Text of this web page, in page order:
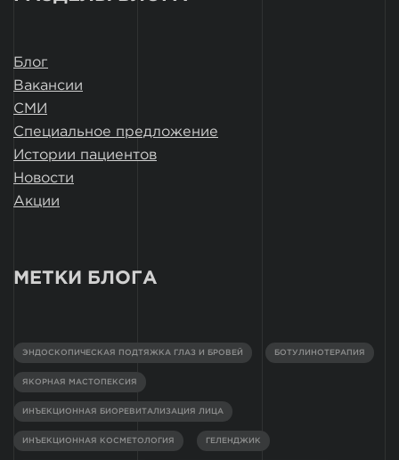
Блог
Вакансии
СМИ
Специальное предложение
Истории пациентов
Новости
Акции
МЕТКИ БЛОГА
ЭНДОСКОПИЧЕСКАЯ ПОДТЯЖКА ГЛАЗ И БРОВЕЙ БОТУЛИНОТЕРАПИЯ
ЯКОРНАЯ МАСТОПЕКСИЯ
ИНЪЕКЦИОННАЯ БИОРЕВИТАЛИЗАЦИЯ ЛИЦА
ИНЪЕКЦИОННАЯ КОСМЕТОЛОГИЯ ГЕЛЕНДЖИК